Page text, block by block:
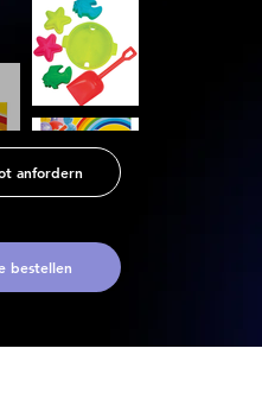
anfordern
bestellen